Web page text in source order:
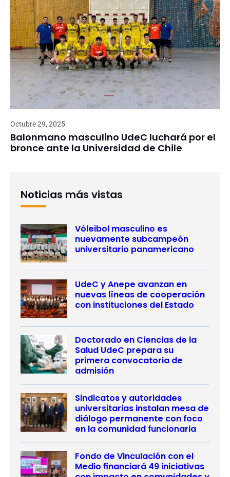
Octubre 29, 2025
Balonmano masculino UdeC luchará por el
bronce ante la Universidad de Chile
Noticias más vistas
Vóleibol masculino es
nuevamente subcampeón
universitario panamericano
UdeC y Anepe avanzan en
nuevas líneas de cooperación
con instituciones del Estado
Doctorado en Ciencias de la
Salud UdeC prepara su
primera convocatoria de
admisión
Sindicatos y autoridades
universitarias instalan mesa de
diálogo permanente con foco
en la comunidad funcionaria
Fondo de Vinculación con el
Medio financiará 49 iniciativas